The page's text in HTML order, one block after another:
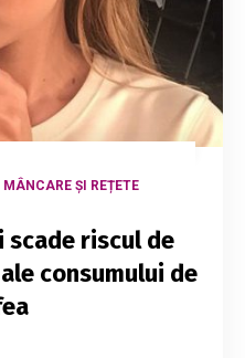
MÂNCARE ȘI REȚETE
scade riscul de
consumului de